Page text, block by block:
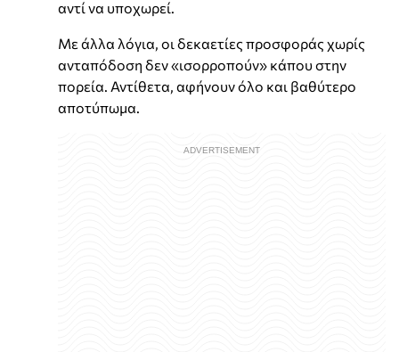
αντί να υποχωρεί.
Με άλλα λόγια, οι δεκαετίες προσφοράς χωρίς
ανταπόδοση δεν «ισορροπούν» κάπου στην
πορεία. Αντίθετα, αφήνουν όλο και βαθύτερο
αποτύπωμα.